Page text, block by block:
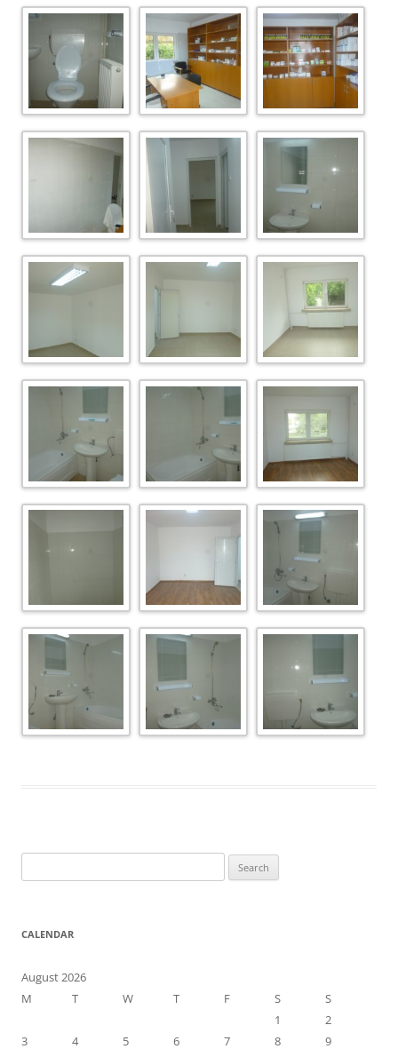
for:
CALENDAR
August 2026
M
T W T F S
S
1
2
3
4 5 6 7 8 9